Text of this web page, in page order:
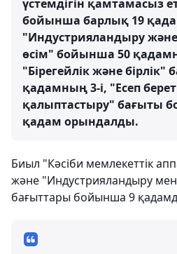
үстемдігін қамтамасыз
бойынша барлық 19
"Индустрияландыру
өсім" бойынша 50
"Бірегейлік және
қадамның 3-і, "Есеп
қалыптастыру" бағыты
қадам орындалды.
Биыл "Кәсіби мемлекеттік
және "Индустрияландыру
бағыттары бойынша 9